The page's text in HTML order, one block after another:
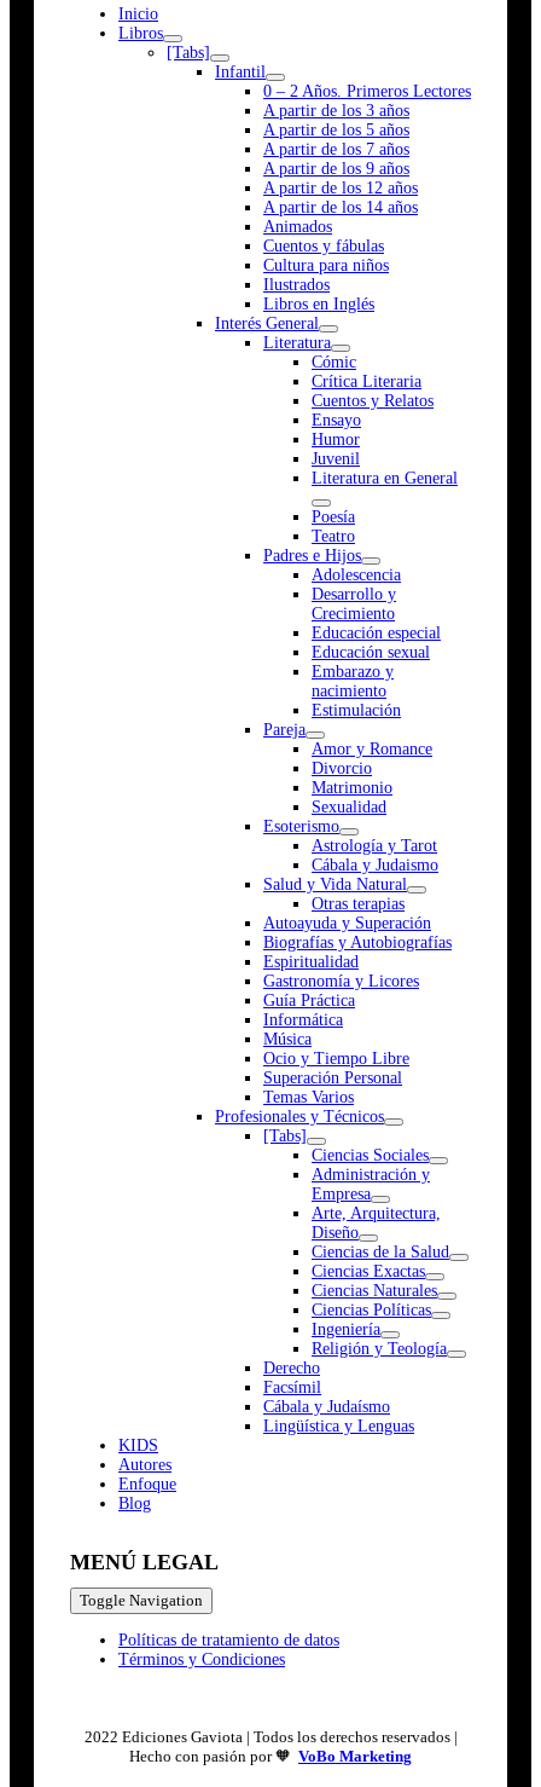
Inicio
Libros
[Tabs]
Infantil
0 – 2 Años. Primeros Lectores
A partir de los 3 años
A partir de los 5 años
A partir de los 7 años
A partir de los 9 años
A partir de los 12 años
A partir de los 14 años
Animados
Cuentos y fábulas
Cultura para niños
Ilustrados
Libros en Inglés
Interés General
Literatura
Cómic
Crítica Literaria
Cuentos y Relatos
Ensayo
Humor
Juvenil
Literatura en General
Poesía
Teatro
Padres e Hijos
Adolescencia
Desarrollo y
Crecimiento
Educación especial
Educación sexual
Embarazo y
nacimiento
Estimulación
Pareja
Amor y Romance
Divorcio
Matrimonio
Sexualidad
Esoterismo
Astrología y Tarot
Cábala y Judaismo
Salud y Vida Natural
Otras terapias
Autoayuda y Superación
Biografías y Autobiografías
Espiritualidad
Gastronomía y Licores
Guía Práctica
Informática
Música
Ocio y Tiempo Libre
Superación Personal
Temas Varios
Profesionales y Técnicos
[Tabs]
Ciencias Sociales
Administración y
Empresa
Arte, Arquitectura,
Diseño
Ciencias de la Salud
Ciencias Exactas
Ciencias Naturales
Ciencias Políticas
Ingeniería
Religión y Teología
Derecho
Facsímil
Cábala y Judaísmo
Lingüística y Lenguas
KIDS
Autores
Enfoque
Blog
MENÚ LEGAL
Toggle Navigation
Políticas de tratamiento de datos
Términos y Condiciones
2022 Ediciones Gaviota | Todos los derechos reservados |
Hecho con pasión por 🧡 VoBo Marketing